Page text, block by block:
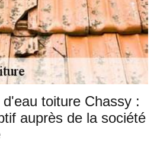
toiture Chassy :
auprès de la société